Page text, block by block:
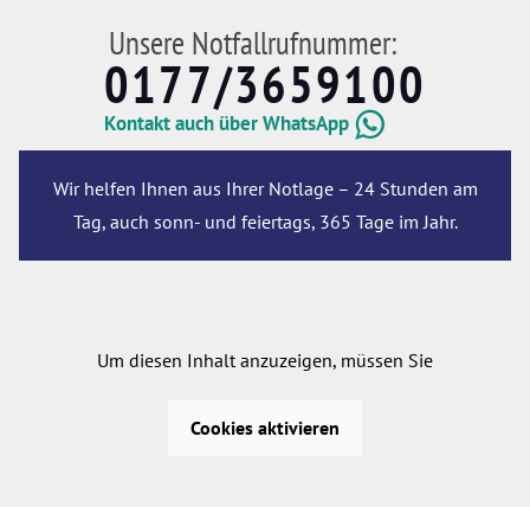
Unsere Notfallrufnummer:
0177/3659100
Kontakt auch über WhatsApp
Wir helfen Ihnen aus Ihrer Notlage – 24 Stunden am
Tag, auch sonn- und feiertags, 365 Tage im Jahr.
Um diesen Inhalt anzuzeigen, müssen Sie
Cookies aktivieren